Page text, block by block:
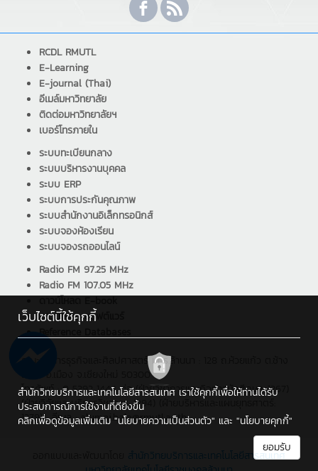
RCDL RMUTL
E-Learning
E-journal (Thai)
อีเมล์มหาวิทยาลัย
ติดต่อมหาวิทยาลัยฯ
เบอร์โทรภายใน
ระบบทะเบียนกลาง
ระบบบริหารงานบุคคล
ระบบ ERP
ระบบการประกันคุณภาพ
ระบบสำนักงานอิเล็กทรอนิกส์
ระบบจองห้องเรียน
ระบบจองรถออนไลน์
Radio FM 97.25 MHz
Radio FM 107.05 MHz
ดาวน์โหลด E-book
ดาวน์โหลด ซอฟต์แวร์
Reference Databases
คณะบริหารธุรกิจและศิลปศาสตร์ มทร.ล้านนา : 128 ถ.ห้วยแก้ว ต.ช้าง
เผือก อ.เมือง จ.เชียงใหม่ 50300
โทรศัพท์ : 0 5392 1444 ต่อ (ฝ่ายวิชาการและกิจการนักศึกษา: 1267)
(ฝ่ายวิจัยและบริการวิชาการ: 1294) (ฝ่ายบริหารและแผนยุทธศาตร์:
1279) , อีเมล : alumni.bala@rmutl.ac.th
เว็บไซต์นี้ใช้คุกกี้
สำนักวิทยบริการและเทคโนโลยีสารสนเทศ เราใช้คุกกี้เพื่อให้ท่านได้รับ
ประสบการณ์การใช้งานที่ดียิ่งขึ้น
คลิกเพื่อดูข้อมูลเพิ่มเติม "นโยบายความเป็นส่วนตัว" และ "นโยบายคุกกี้"
ยอมรับ
สำนักวิทยบริการและเทคโนโลยีสารสนเทศ